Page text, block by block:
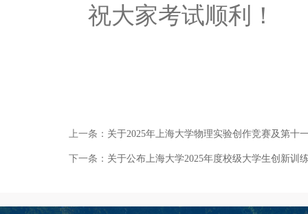
祝大家考试顺利！
上一条： 关于2025年上海大学物理实验创作竞赛及第十
下一条： 关于公布上海大学2025年度校级大学生创新训